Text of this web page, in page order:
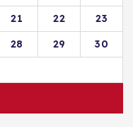
21 22
23
28 29
30